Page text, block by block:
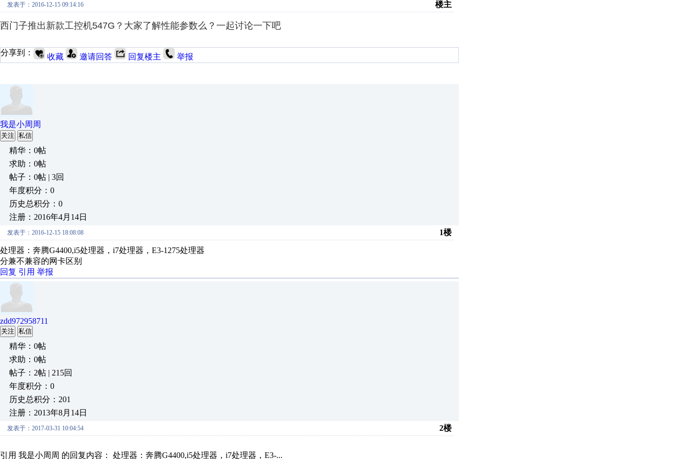
发表于：2016-12-15 09:14:16 楼主
西门子推出新款工控机547G？大家了解性能参数么？一起讨论一下吧
分享到： 收藏 邀请回答 回复楼主 举报
我是小周周
关注 私信
精华：0帖
求助：0帖
帖子：0帖 | 3回
年度积分：0
历史总积分：0
注册：2016年4月14日
发表于：2016-12-15 18:08:08 1楼
处理器：奔腾G4400,i5处理器，i7处理器，E3-1275处理器
分兼不兼容的网卡区别
回复 引用 举报
zdd972958711
关注 私信
精华：0帖
求助：0帖
帖子：2帖 | 215回
年度积分：0
历史总积分：201
注册：2013年8月14日
发表于：2017-03-31 10:04:54 2楼
引用 我是小周周 的回复内容： 处理器：奔腾G4400,i5处理器，i7处理器，E3-...